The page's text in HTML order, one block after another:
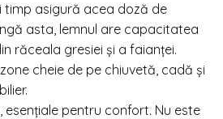
timp asigură acea doză de
asta, lemnul are capacitatea
răceala gresiei și a faianței.
cheie de pe chiuvetă, cadă și
esențiale pentru confort. Nu este